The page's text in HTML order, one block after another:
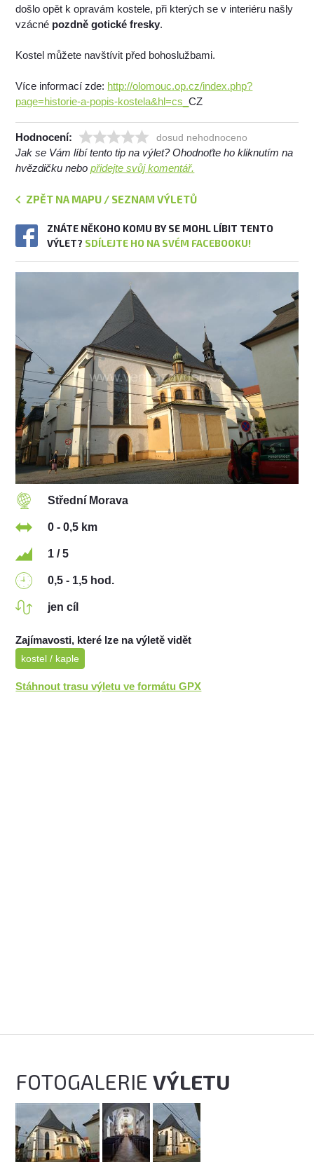
došlo opět k opravám kostele, při kterých se v interiéru našly
vzácné pozdně gotické fresky.
Kostel můžete navštívit před bohoslužbami.
Více informací zde: http://olomouc.op.cz/index.php?
page=historie-a-popis-kostela&hl=cs_CZ
Hodnocení: dosud nehodnoceno
Jak se Vám líbí tento tip na výlet? Ohodnoťte ho kliknutím na
hvězdičku nebopřidejte svůj komentář.
ZPĚT NA MAPU / SEZNAM VÝLETŮ
ZNÁTE NĚKOHO KOMU BY SE MOHL LÍBIT TENTO
VÝLET? SDÍLEJTE HO NA SVÉM FACEBOOKU!
Střední Morava
0 - 0,5 km
1 / 5
0,5 - 1,5 hod.
jen cíl
Zajímavosti, které lze na výletě vidět
kostel / kaple
Stáhnout trasu výletu ve formátu GPX
FOTOGALERIEVÝLETU